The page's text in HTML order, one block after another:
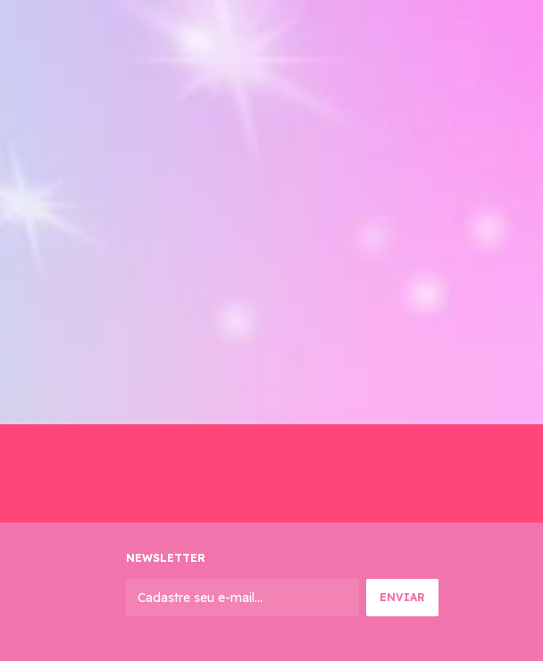
NEWSLETTER